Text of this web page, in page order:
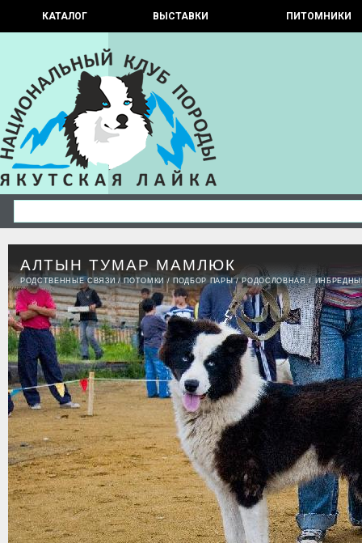
КАТАЛОГ ВЫСТАВКИ ПИТОМНИКИ
АЛТЫН ТУМАР МАМЛЮК
РОДСТВЕННЫЕ СВЯЗИ /ПОТОМКИ / ПОДБОР ПАРЫ/РОДОСЛОВНАЯ /